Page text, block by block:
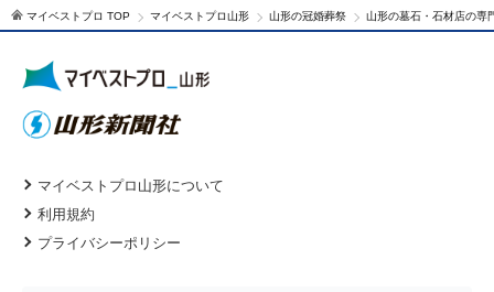
マイベストプロ TOP マイベストプロ山形 山形の冠婚葬祭 山形の墓石・石材店の専
マイベストプロ山形について
利用規約
プライバシーポリシー